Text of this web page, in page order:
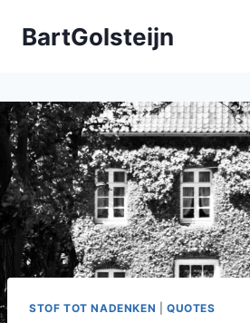
naarBartGolsteijn
STOF TOT NADENKEN QUOTES